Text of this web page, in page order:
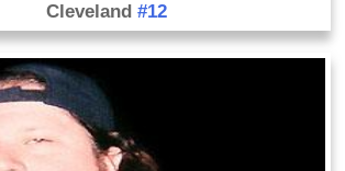
Cleveland #12